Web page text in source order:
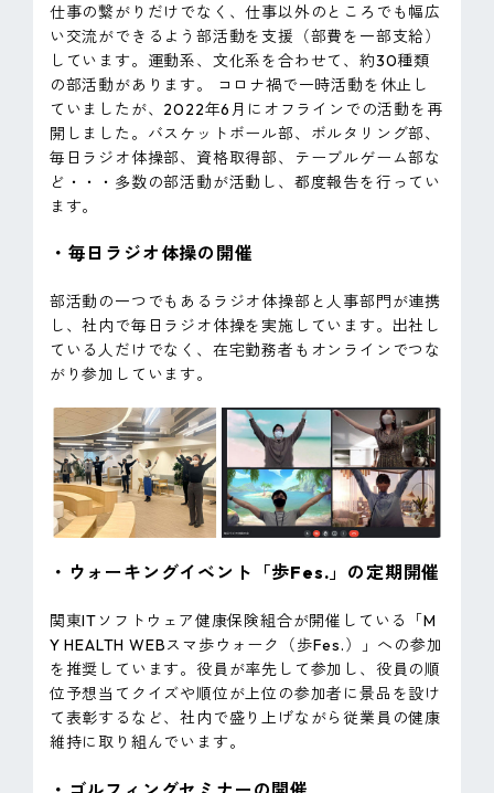
仕事の繋がりだけでなく、仕事以外のところでも幅広
い交流ができるよう部活動を支援（部費を一部支給）
しています。運動系、文化系を合わせて、約30種類
の部活動があります。 コロナ禍で一時活動を休止し
ていましたが、2022年6月にオフラインでの活動を再
開しました。バスケットボール部、ボルタリング部、
毎日ラジオ体操部、資格取得部、テーブルゲーム部な
ど・・・多数の部活動が活動し、都度報告を行ってい
ます。
・毎日ラジオ体操の開催
部活動の一つでもあるラジオ体操部と人事部門が連携
し、社内で毎日ラジオ体操を実施しています。出社し
ている人だけでなく、在宅勤務者もオンラインでつな
がり参加しています。
・ウォーキングイベント「歩Fes.」の定期開催
関東ITソフトウェア健康保険組合が開催している「M
Y HEALTH WEBスマ歩ウォーク（歩Fes.）」への参加
を推奨しています。役員が率先して参加し、​​役員の順
位予想当てクイズや順位が上位の参加者に景品を設け
て表彰するなど、社内で盛り上げながら従業員の健康
維持に取り組んでいます。